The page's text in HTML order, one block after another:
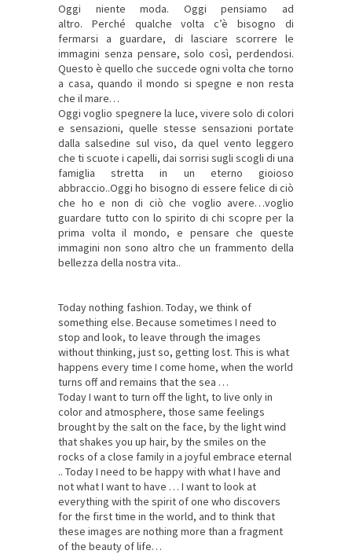
Oggi niente moda. Oggi pensiamo ad
altro. Perché qualche volta c’è bisogno di
fermarsi a guardare, di lasciare scorrere le
immagini senza pensare, solo così, perdendosi.
Questo è quello che succede ogni volta che torno
a casa, quando il mondo si spegne e non resta
che il mare…
Oggi voglio spegnere la luce, vivere solo di colori
e sensazioni, quelle stesse sensazioni portate
dalla salsedine sul viso, da quel vento leggero
che ti scuote i capelli, dai sorrisi sugli scogli di una
famiglia stretta in un eterno gioioso
abbraccio..Oggi ho bisogno di essere felice di ciò
che ho e non di ciò che voglio avere…voglio
guardare tutto con lo spirito di chi scopre per la
prima volta il mondo, e pensare che queste
immagini non sono altro che un frammento della
bellezza della nostra vita..
Today nothing fashion. Today, we think of
something else. Because sometimes I need to
stop and look, to leave through the images
without thinking, just so, getting lost. This is what
happens every time I come home, when the world
turns off and remains that the sea …
Today I want to turn off the light, to live only in
color and atmosphere, those same feelings
brought by the salt on the face, by the light wind
that shakes you up hair, by the smiles on the
rocks of a close family in a joyful embrace eternal
.. Today I need to be happy with what I have and
not what I want to have … I want to look at
everything with the spirit of one who discovers
for the first time in the world, and to think that
these images are nothing more than a fragment
of the beauty of life…